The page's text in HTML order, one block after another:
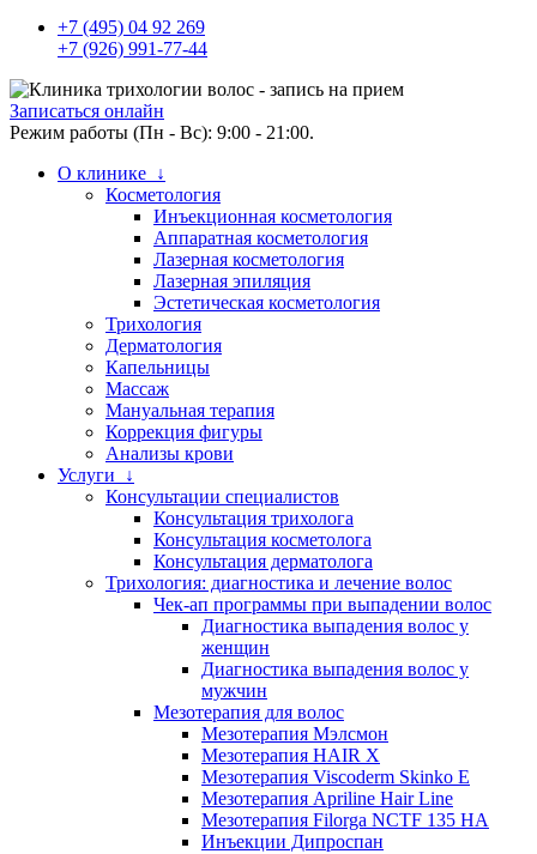
+7 (495) 04 92 269
+7 (926) 991-77-44
Записаться онлайн
Режим работы (Пн - Вс): 9:00 - 21:00.
О клинике ↓
Косметология
Инъекционная косметология
Аппаратная косметология
Лазерная косметология
Лазерная эпиляция
Эстетическая косметология
Трихология
Дерматология
Капельницы
Массаж
Мануальная терапия
Коррекция фигуры
Анализы крови
Услуги ↓
Консультации специалистов
Консультация трихолога
Консультация косметолога
Консультация дерматолога
Трихология: диагностика и лечение волос
Чек-ап программы при выпадении волос
Диагностика выпадения волос у
женщин
Диагностика выпадения волос у
мужчин
Мезотерапия для волос
Мезотерапия Мэлсмон
Мезотерапия HAIR X
Мезотерапия Viscoderm Skinko E
Мезотерапия Apriline Hair Line
Мезотерапия Filorga NCTF 135 HA
Инъекции Дипроспан